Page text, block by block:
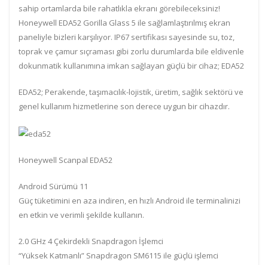
sahip ortamlarda bile rahatlıkla ekranı görebileceksiniz!
Honeywell EDA52 Gorilla Glass 5 ile sağlamlaştırılmış ekran
paneliyle bizleri karşılıyor. IP67 sertifikası sayesinde su, toz,
toprak ve çamur sıçraması gibi zorlu durumlarda bile eldivenle
dokunmatik kullanımına imkan sağlayan güçlü bir cihaz; EDA52
EDA52; Perakende, taşımacılık-lojistik, üretim, sağlık sektörü ve
genel kullanım hizmetlerine son derece uygun bir cihazdır.
Honeywell Scanpal EDA52
Android Sürümü 11
Güç tüketimini en aza indiren, en hızlı Android ile terminalinizi
en etkin ve verimli şekilde kullanın.
2.0 GHz 4 Çekirdekli Snapdragon İşlemci
“Yüksek Katmanlı” Snapdragon SM6115 ile güçlü işlemci